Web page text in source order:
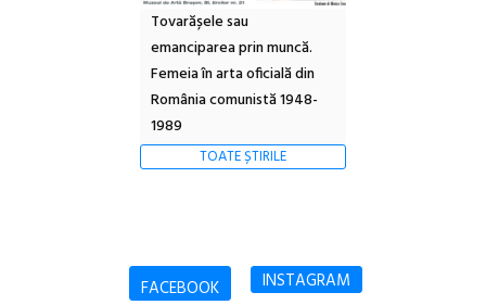
Tovarășele sau
emanciparea prin muncă.
Femeia în arta oficială din
România comunistă 1948-
1989
TOATE ȘTIRILE
FACEBOOK INSTAGRAM